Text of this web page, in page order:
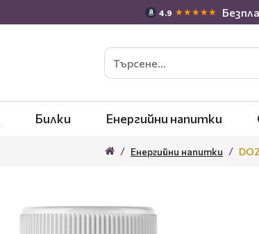
4.9 ★★★★★
Билки Енергийни напитки
Енергийни напитки